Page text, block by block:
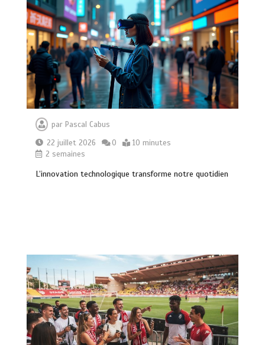
par Pascal Cabus
22 juillet 2026
0
10 minutes
2 semaines
L’innovation technologique transforme notre quotidien